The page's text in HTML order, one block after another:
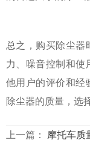
总之，购买除尘器
力、噪音控制和使
他用户的评价和经
除尘器的质量，选
上一篇： 摩托车质